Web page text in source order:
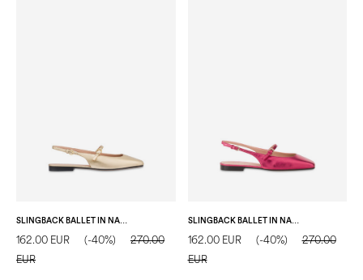
SLINGBACK BALLET IN NAPPA SAND
162.00 EUR (-40%)
270.00
EUR
SLINGBACK BALLET IN NAPPA LOTO
162.00 EUR (-40%)
270.00
EUR